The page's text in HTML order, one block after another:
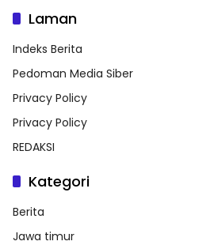
Laman
Indeks Berita
Pedoman Media Siber
Privacy Policy
Privacy Policy
REDAKSI
Kategori
Berita
Jawa timur